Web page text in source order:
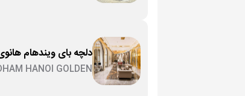
دلچه بای ویندهام
HANOI GOLDEN